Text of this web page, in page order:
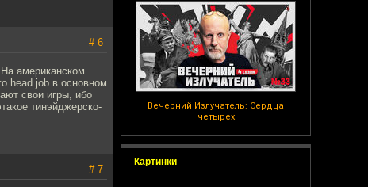
Вечерний Излучатель: Сердца
четырех
Картинки
# 6
американском
head job в основном
свои игры, ибо
тинэйджерско-
# 7